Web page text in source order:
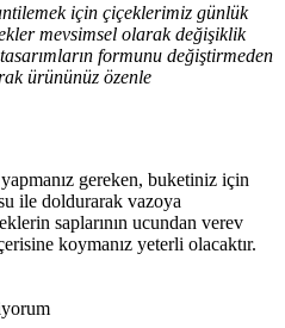
için çiçeklerimiz günlük
mevsimsel olarak değişiklik
formunu değiştirmeden
ürününüz özenle
gereken, buketiniz için
ile doldurarak vazoya
saplarının ucundan verev
koymanız yeterli olacaktır.